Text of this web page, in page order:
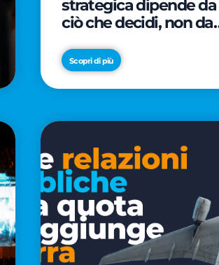
strategica dipende da
ciò che decidi, non da
Scopri di più